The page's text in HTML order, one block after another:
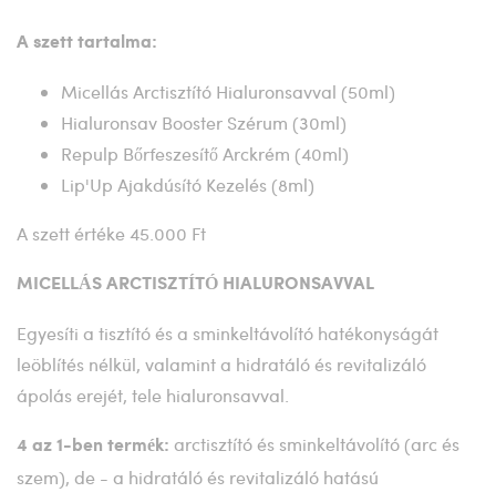
A szett tartalma:
Micellás Arctisztító Hialuronsavval (50ml)
Hialuronsav Booster Szérum (30ml)
Repulp Bőrfeszesítő Arckrém (40ml)
Lip'Up Ajakdúsító Kezelés (8ml)
A szett értéke 45.000 Ft
MICELLÁS ARCTISZTÍTÓ HIALURONSAVVAL
Egyesíti a tisztító és a sminkeltávolító hatékonyságát
leöblítés nélkül, valamint a hidratáló és revitalizáló
ápolás erejét, tele hialuronsavval.
4 az 1-ben termék: arctisztító és sminkeltávolító (arc és
szem), de - a hidratáló és revitalizáló hatású